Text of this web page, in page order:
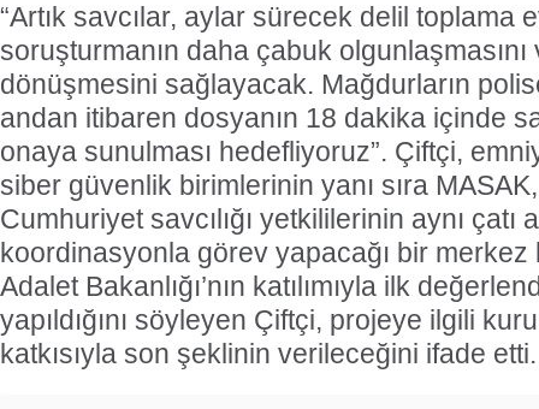
“Artık savcılar, aylar sürecek delil toplama
soruşturmanın daha çabuk
dönüşmesini sağlayacak. Mağdurların
andan itibaren dosyanın 18 dakika içinde
onaya sunulması hedefliyoruz”. Çiftçi,
siber güvenlik birimlerinin yanı sıra
Cumhuriyet savcılığı yetkililerinin aynı çatı
koordinasyonla görev yapacağı bir merkez
Adalet Bakanlığı’nın katılımıyla ilk
yapıldığını söyleyen Çiftçi, projeye ilgili
katkısıyla son şeklinin verileceğini ifade etti.